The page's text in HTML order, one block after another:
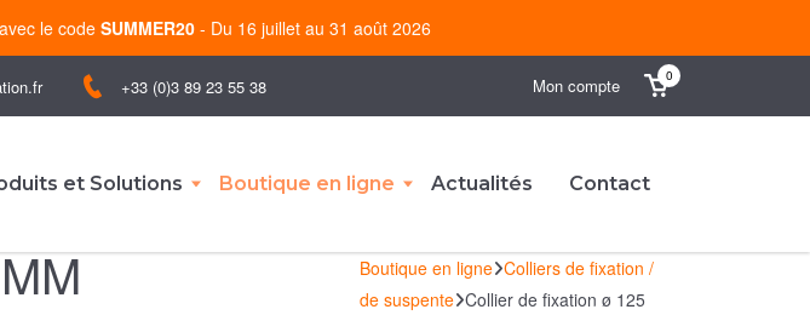
le codeSUMMER20- Du 16 juillet au 31 août 2026
+33 (0)3 89 23 55 38 Mon compte 0
et Solutions Boutique en ligne Actualités Contact
Boutique en ligne Colliers de fixation /
de suspente Collier de fixation ø 125